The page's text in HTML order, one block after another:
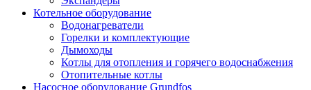
Котельное оборудование
Водонагреватели
Горелки и комплектующие
Дымоходы
Котлы для отопления и горячего водоснабжения
Отопительные котлы
Насосное оборудование Grundfos